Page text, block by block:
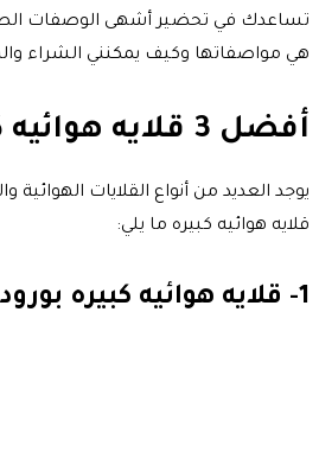
تساعدك في تحضير أشهى الوصفات
هي مواصفاتها وكيف يمكنني الشراء
أفضل 3 قلايه هوائيه كبيره حسب تجارب العملاء
قلايه هوائيه كبيره ما يلي:
1- قلايه هوائيه كبيره بورودو 6 لتر مع تطبيق ذكي